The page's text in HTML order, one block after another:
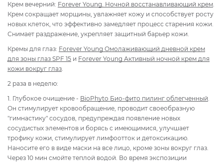
Крем вечерний: Forever Young. Ночной восстанавливающий крем
Крем сокращает морщины, увлажняет кожу и способствует росту
новых клеток, что эффективно замедляет процесс старения кожи.
Снимает раздражение, укрепляет защитный барьер кожи.
Кремы для глаз: Forever Young Омолаживающий дневной крем
для зоны глаз SPF 15 и Forever Young Активный ночной крем для
кожи вокруг глаз
2 раза в неделю:
1. Глубокое очищение - BioPhyto Био-фито пилинг облегченный
Он стимулирует кровообращение, проводит своеобразную
"гимнастику" сосудов, предупреждая появление новых
сосудистых элементов и борясь с имеющимися, улучшает
трофику кожи, стимулирует лимфоотток и детоксикацию.
Наносите его в виде маски на все лицо, кроме зоны вокруг глаз.
Через 10 мин смойте теплой водой. Во время экспозиции